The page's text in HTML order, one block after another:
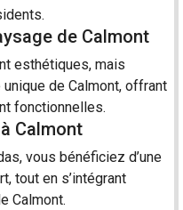
de Calmont
esthétiques, mais
de Calmont, offrant
fonctionnelles.
Calmont
vous bénéficiez d’une
tout en s’intégrant
Calmont.